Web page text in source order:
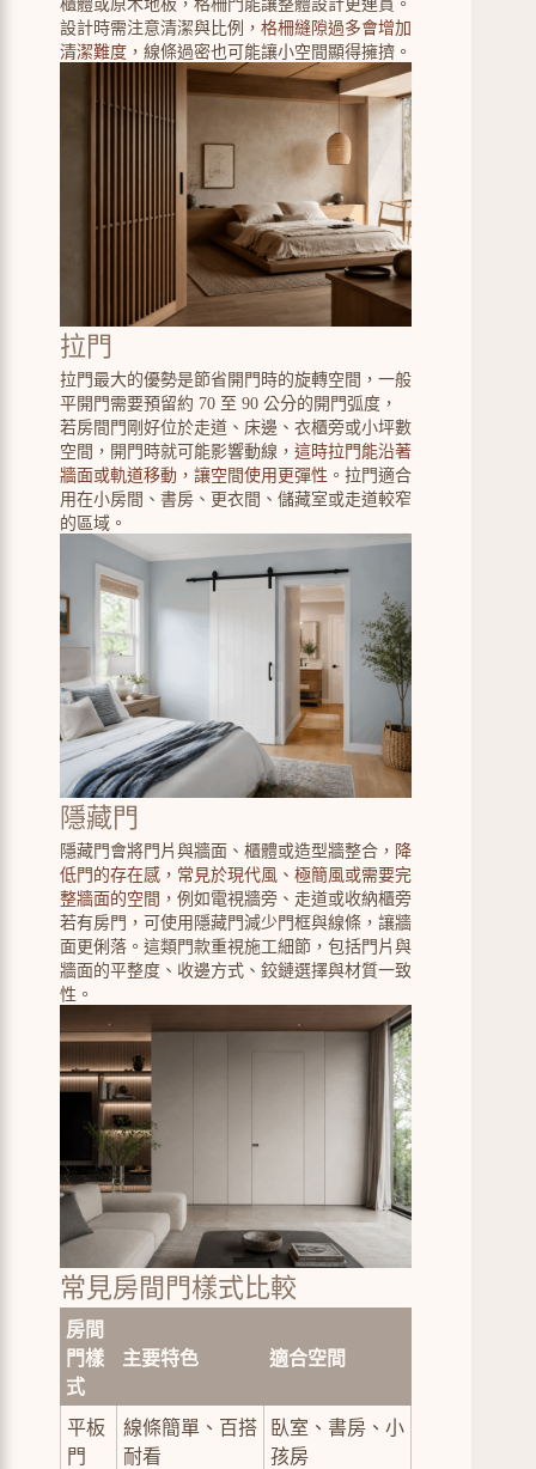
櫃體或原木地板，格柵門能讓整體設計更連貫。
設計時需注意清潔與比例， 格柵縫隙過多會增加
清潔難度 ，線條過密也可能讓小空間顯得擁擠。
拉門
拉門最大的優勢是節省開門時的旋轉空間，一般
平開門需要預留約 70 至 90 公分的開門弧度，
若房間門剛好位於走道、床邊、衣櫃旁或小坪數
空間，開門時就可能影響動線， 這時拉門能沿著
牆面或軌道移動，讓空間使用更彈性 。拉門適合
用在小房間、書房、更衣間、儲藏室或走道較窄
的區域。
隱藏門
隱藏門會將門片與牆面、櫃體或造型牆整合， 降
低門的存在感，常見於現代風、極簡風或需要完
整牆面的空間 ，例如電視牆旁、走道或收納櫃旁
若有房門，可使用隱藏門減少門框與線條，讓牆
面更俐落。這類門款重視施工細節，包括門片與
牆面的平整度、收邊方式、鉸鏈選擇與材質一致
性。
常見房間門樣式比較
房間
門樣
式
主要特色 適合空間
平板
門
線條簡單、百搭
耐看
臥室、書房、小
孩房